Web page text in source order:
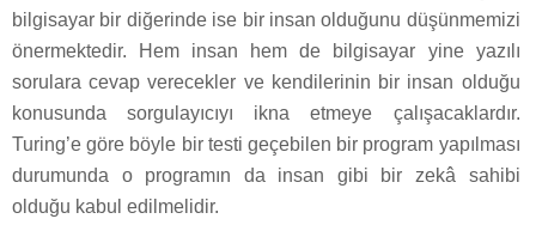
bilgisayar bir diğerinde ise bir insan olduğunu düşünmemizi
önermektedir. Hem insan hem de bilgisayar yine yazılı
sorulara cevap verecekler ve kendilerinin bir insan olduğu
konusunda sorgulayıcıyı ikna etmeye çalışacaklardır.
Turing’e göre böyle bir testi geçebilen bir program yapılması
durumunda o programın da insan gibi bir zekâ sahibi
olduğu kabul edilmelidir.